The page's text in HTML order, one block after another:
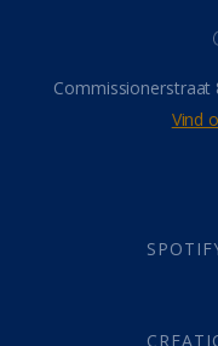
Gebed
God(392)
Commissionerstraat
Vind